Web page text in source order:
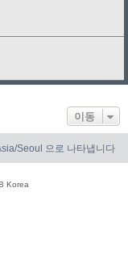
이동
Seoul 으로 나타냅니다
Korea